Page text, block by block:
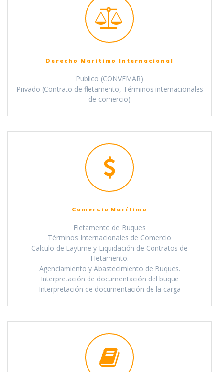
Derecho Maritimo Internacional
Publico (CONVEMAR)
Privado (Contrato de fletamento, Términos internacionales
de comercio)
Comercio Marítimo
Fletamento de Buques
Términos Internacionales de Comercio
Calculo de Laytime y Liquidación de Contratos de
Fletamento.
Agenciamiento y Abastecimiento de Buques.
Interpretación de documentación del buque
Interpretación de documentación de la carga